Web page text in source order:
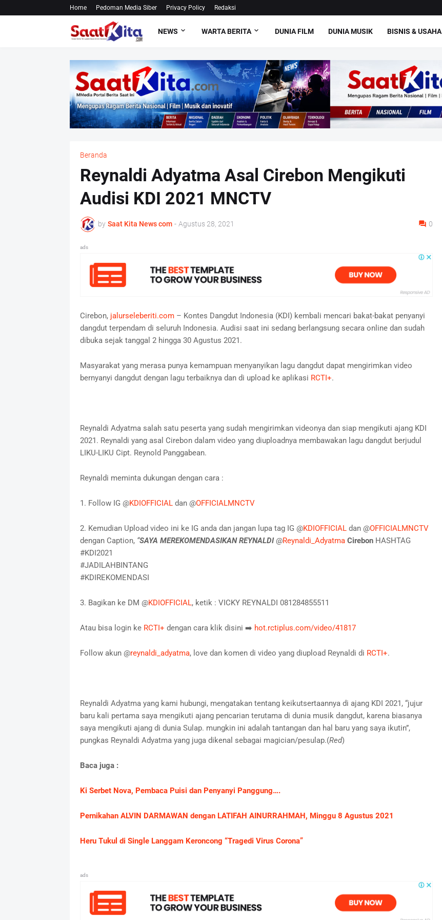
Home Pedoman Media Siber Privacy Policy Redaksi
NEWS WARTA BERITA DUNIA FILM DUNIA MUSIK BISNIS & USAHA
Beranda
Reynaldi Adyatma Asal Cirebon Mengikuti
Audisi KDI 2021 MNCTV
by Saat Kita News com - Agustus 28, 2021 0
ads
Cirebon, jalurseleberiti.com– Kontes Dangdut Indonesia (KDI) kembali mencari bakat-bakat penyanyi
dangdut terpendam di seluruh Indonesia. Audisi saat ini sedang berlangsung secara online dan sudah
dibuka sejak tanggal 2 hingga 30 Agustus 2021.
Masyarakat yang merasa punya kemampuan menyanyikan lagu dangdut dapat mengirimkan video
bernyanyi dangdut dengan lagu terbaiknya dan di upload ke aplikasi RCTI+.
Reynaldi Adyatma salah satu peserta yang sudah mengirimkan videonya dan siap mengikuti ajang KDI
2021. Reynaldi yang asal Cirebon dalam video yang diuploadnya membawakan lagu dangdut berjudul
LIKU-LIKU Cipt. Reynold Panggabean.
Reynaldi meminta dukungan dengan cara :
1. Follow IG @KDIOFFICIALdan @OFFICIALMNCTV
2. Kemudian Upload video ini ke IG anda dan jangan lupa tag IG @KDIOFFICIALdan @OFFICIALMNCTV
dengan Caption, “SAYA MEREKOMENDASIKAN REYNALDI @Reynaldi_Adyatma CirebonHASHTAG
#KDI2021
#JADILAHBINTANG
#KDIREKOMENDASI
3. Bagikan ke DM @KDIOFFICIAL, ketik : VICKY REYNALDI 081284855511
Atau bisa login ke RCTI+ dengan cara klik disini ➡️ hot.rctiplus.com/video/41817
Follow akun @reynaldi_adyatma, love dan komen di video yang diupload Reynaldi di RCTI+.
Reynaldi Adyatma yang kami hubungi, mengatakan tentang keikutsertaannya di ajang KDI 2021, “jujur
baru kali pertama saya mengikuti ajang pencarian terutama di dunia musik dangdut, karena biasanya
saya mengikuti ajang di dunia Sulap. mungkin ini adalah tantangan dan hal baru yang saya ikutin”,
pungkas Reynaldi Adyatma yang juga dikenal sebagai magician/pesulap.(Red)
Baca juga :
Ki Serbet Nova, Pembaca Puisi dan Penyanyi Panggung….
Pernikahan ALVIN DARMAWAN dengan LATIFAH AINURRAHMAH, Minggu 8 Agustus 2021
Heru Tukul di Single Langgam Keroncong “Tragedi Virus Corona”
ads